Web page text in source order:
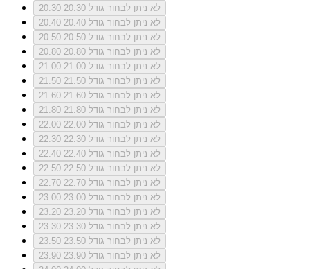
20.30
לא ניתן לבחור גודל 20.30
20.40
לא ניתן לבחור גודל 20.40
20.50
לא ניתן לבחור גודל 20.50
20.80
לא ניתן לבחור גודל 20.80
21.00
לא ניתן לבחור גודל 21.00
21.50
לא ניתן לבחור גודל 21.50
21.60
לא ניתן לבחור גודל 21.60
21.80
לא ניתן לבחור גודל 21.80
22.00
לא ניתן לבחור גודל 22.00
22.30
לא ניתן לבחור גודל 22.30
22.40
לא ניתן לבחור גודל 22.40
22.50
לא ניתן לבחור גודל 22.50
22.70
לא ניתן לבחור גודל 22.70
23.00
לא ניתן לבחור גודל 23.00
23.20
לא ניתן לבחור גודל 23.20
23.30
לא ניתן לבחור גודל 23.30
23.50
לא ניתן לבחור גודל 23.50
23.90
לא ניתן לבחור גודל 23.90